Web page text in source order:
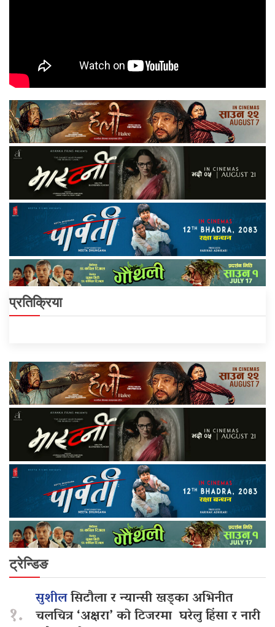
प्रतिक्रिया
ट्रेन्डिङ
१.
सुशीलसिटौला र न्यान्सी खड्का अभिनीत
चलचित्र ‘अक्षरा’ को टिजरमा घरेलु हिंसा र नारी